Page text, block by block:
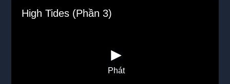
High Tides (Phần 3)
Phát